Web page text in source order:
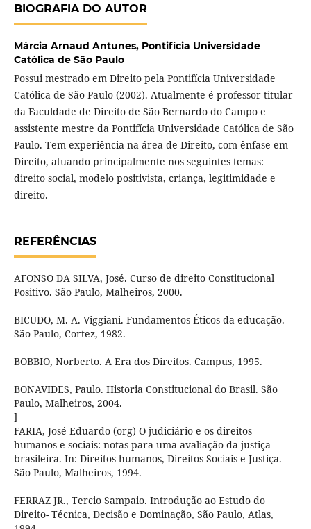
BIOGRAFIA DO AUTOR
Márcia Arnaud Antunes, Pontifícia Universidade
Católica de São Paulo
Possui mestrado em Direito pela Pontifícia Universidade
Católica de São Paulo (2002). Atualmente é professor titular
da Faculdade de Direito de São Bernardo do Campo e
assistente mestre da Pontifícia Universidade Católica de São
Paulo. Tem experiência na área de Direito, com ênfase em
Direito, atuando principalmente nos seguintes temas:
direito social, modelo positivista, criança, legitimidade e
direito.
REFERÊNCIAS
AFONSO DA SILVA, José. Curso de direito Constitucional
Positivo. São Paulo, Malheiros, 2000.
BICUDO, M. A. Viggiani. Fundamentos Éticos da educação.
São Paulo, Cortez, 1982.
BOBBIO, Norberto. A Era dos Direitos. Campus, 1995.
BONAVIDES, Paulo. Historia Constitucional do Brasil. São
Paulo, Malheiros, 2004.
]
FARIA, José Eduardo (org) O judiciário e os direitos
humanos e sociais: notas para uma avaliação da justiça
brasileira. In: Direitos humanos, Direitos Sociais e Justiça.
São Paulo, Malheiros, 1994.
FERRAZ JR., Tercio Sampaio. Introdução ao Estudo do
Direito- Técnica, Decisão e Dominação, São Paulo, Atlas,